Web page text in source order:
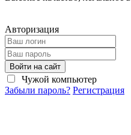
Авторизация
Войти на сайт
Чужой компьютер
Забыли пароль? Регистрация